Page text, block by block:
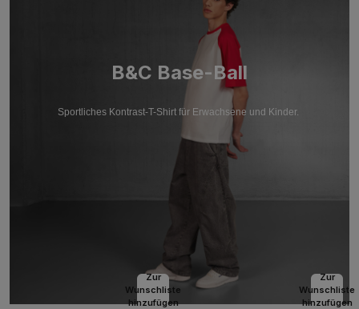
B&C Base-Ball
Sportliches Kontrast-T-Shirt für Erwachsene und Kinder.
Zur
Wunschliste
hinzufügen
Zur
Wunschliste
hinzufügen